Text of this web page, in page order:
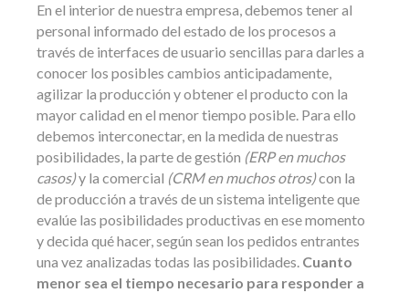
En el interior de nuestra empresa, debemos tener al
personal informado del estado de los procesos a
través de interfaces de usuario sencillas para darles a
conocer los posibles cambios anticipadamente,
agilizar la producción y obtener el producto con la
mayor calidad en el menor tiempo posible. Para ello
debemos interconectar, en la medida de nuestras
posibilidades, la parte de gestión (ERP en muchos
casos)y la comercial (CRM en muchos otros)con la
de producción a través de un sistema inteligente que
evalúe las posibilidades productivas en ese momento
y decida qué hacer, según sean los pedidos entrantes
una vez analizadas todas las posibilidades. Cuanto
menor sea el tiempo necesario para responder a